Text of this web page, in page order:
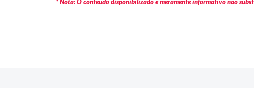
* Nota: O conteúdo disponibilizado é meramente informativo não